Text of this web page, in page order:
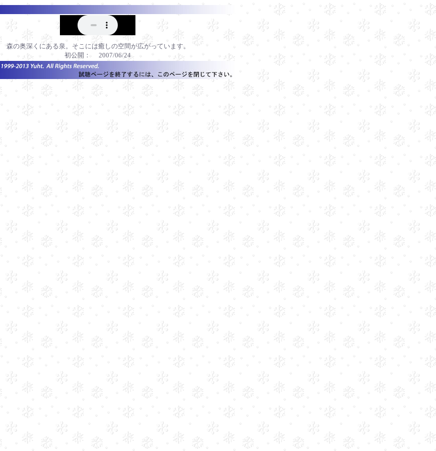
森の奥深くにある泉。そこには癒しの空間が広がっています。
初公開： 2007/06/24